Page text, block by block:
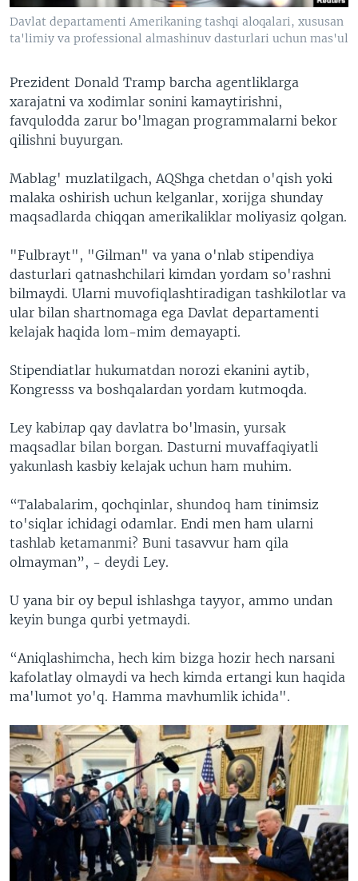
Davlat departamenti Amerikaning tashqi aloqalari, xususan
ta'limiy va professional almashinuv dasturlari uchun mas'ul
Prezident Donald Tramp barcha agentliklarga
xarajatni va xodimlar sonini kamaytirishni,
favqulodda zarur bo'lmagan programmalarni bekor
qilishni buyurgan.
Mablag' muzlatilgach, AQShga chetdan o'qish yoki
malaka oshirish uchun kelganlar, xorijga shunday
maqsadlarda chiqqan amerikaliklar moliyasiz qolgan.
"Fulbrayt", "Gilman" va yana o'nlab stipendiya
dasturlari qatnashchilari kimdan yordam so'rashni
bilmaydi. Ularni muvofiqlashtiradigan tashkilotlar va
ular bilan shartnomaga ega Davlat departamenti
kelajak haqida lom-mim demayapti.
Stipendiatlar hukumatdan norozi ekanini aytib,
Kongresss va boshqalardan yordam kutmoqda.
Ley kabiлар qay davlatгa bo'lmasin, yursak
maqsadlar bilan borgan. Dasturni muvaffaqiyatli
yakunlash kasbiy kelajak uchun ham muhim.
“Talabalarim, qochqinlar, shundoq ham tinimsiz
to'siqlar ichidagi odamlar. Endi men ham ularni
tashlab ketamanmi? Buni tasavvur ham qila
olmayman”, - deydi Ley.
U yana bir oy bepul ishlashga tayyor, ammo undan
keyin bunga qurbi yetmaydi.
“Aniqlashimcha, hech kim bizga hozir hech narsani
kafolatlay olmaydi va hech kimda ertangi kun haqida
ma'lumot yo'q. Hamma mavhumlik ichida".